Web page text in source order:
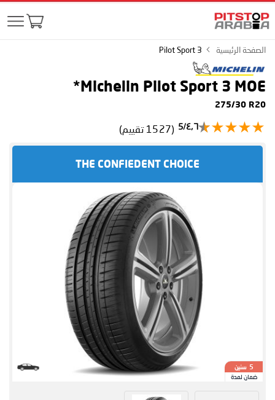
الصفحة الرئيسية Pilot Sport 3
Michelin Pilot Sport 3 MOE*
275/30 R20
٤٫٦/5 (1527 تقييم)
THE CONFIEDENT CHOICE
5 سنين
ضمان لمدة